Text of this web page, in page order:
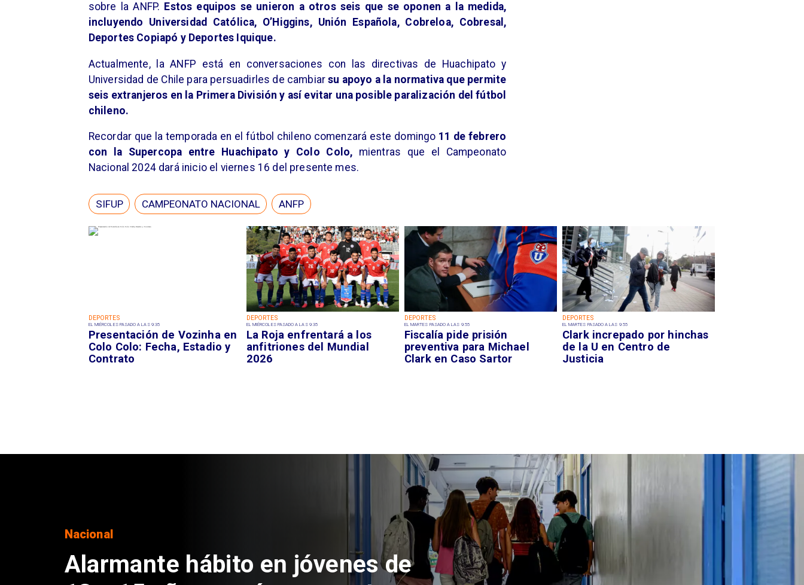
DEPORTES
EL MIÉRCOLES PASADO A LAS 9:35
Presentación de Vozinha en
Colo Colo: Fecha, Estadio y
Contrato
DEPORTES
EL MIÉRCOLES PASADO A LAS 9:35
La Roja enfrentará a los
anfitriones del Mundial
2026
DEPORTES
EL MARTES PASADO A LAS 9:55
Fiscalía pide prisión
preventiva para Michael
Clark en Caso Sartor
DEPORTES
EL MARTES PASADO A LAS 9:55
Clark increpado por hinchas
de la U en Centro de
Justicia
sobre la ANFP. Estos equipos se unieron a otros seis que se oponen a la medida,
incluyendo Universidad Católica, O’Higgins, Unión Española, Cobreloa, Cobresal,
Deportes Copiapó y Deportes Iquique.
​Actualmente, la ANFP está en conversaciones con las directivas de Huachipato y
Universidad de Chile para persuadirles de cambiar su apoyo a la normativa que permite
seis extranjeros en la Primera División y así evitar una posible paralización del fútbol
chileno.
​Recordar que la temporada en el fútbol chileno comenzará este domingo 11 de febrero
con la Supercopa entre Huachipato y Colo Colo, mientras que el Campeonato
Nacional 2024 dará inicio el viernes 16 del presente mes.
SIFUP CAMPEONATO NACIONAL ANFP
Regiones
Aprueban creación del Parque